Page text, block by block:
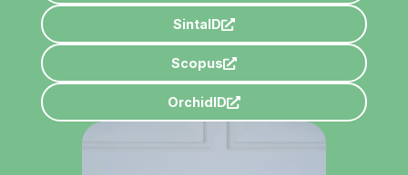
SintaID
Scopus
OrchidID